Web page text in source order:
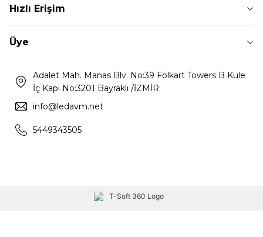
Hızlı Erişim
Üye
Adalet Mah. Manas Blv. No:39 Folkart Towers B Kule
İç Kapı No:3201 Bayraklı /İZMİR
info@ledavm.net
5449343505